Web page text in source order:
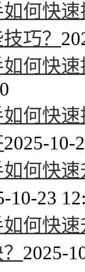
何快
巧？
何快
何快
2025-10-
何快
10-23
何快
2025-